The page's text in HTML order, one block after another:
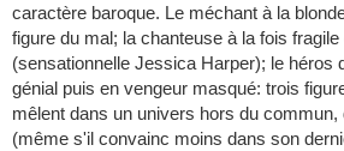
caractère baroque. Le méchant à la
figure du mal; la chanteuse à la fois
(sensationnelle Jessica Harper); le héros
génial puis en vengeur masqué: trois
mêlent dans un univers hors du
(même s'il convainc moins dans son